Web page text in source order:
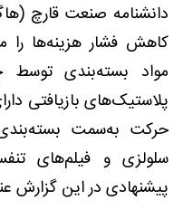
دانشنامه صنعت قارچ
کاهش فشار هزینه‌ها
مواد بسته‌بندی توسط
حرکت به‌سمت
سلولزی و فیلم‌های
پیشنهادی در این گزارش